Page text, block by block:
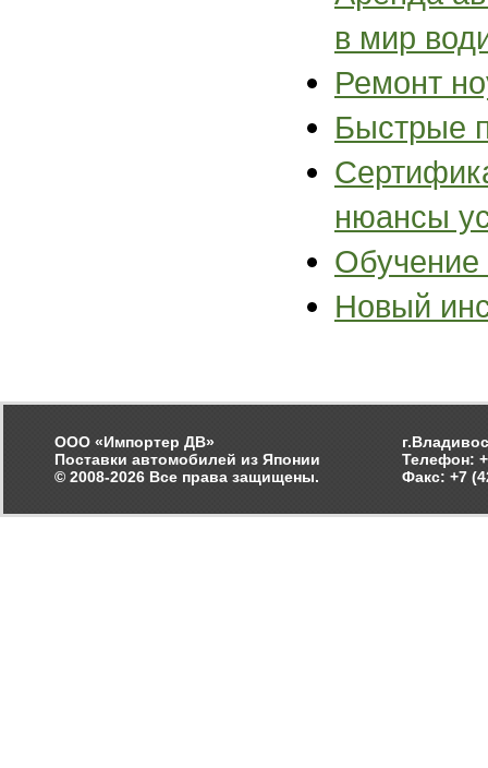
в мир
Ремонт
Быстрые
нюансы
Обучение
Новый
ООО «Импортер ДВ»
Поставки автомобилей из Японии
© 2008-2026 Все права защищены.
Телефон:
Факс: +7